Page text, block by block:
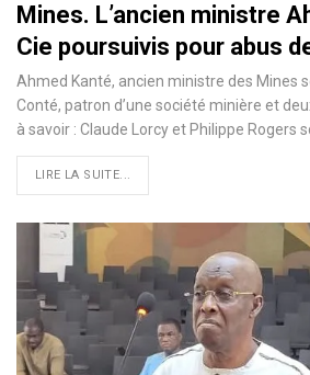
Mines. L’ancien ministre
Cie poursuivis pour abus
Ahmed Kanté, ancien ministre des Mines
Conté, patron d’une société minière et
à savoir : Claude Lorcy et Philippe Rogers
LIRE LA SUITE...